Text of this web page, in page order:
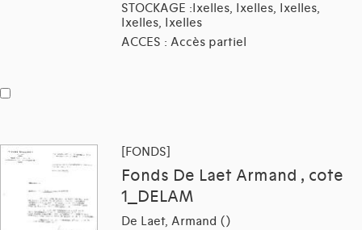
STOCKAGE :Ixelles, Ixelles, Ixelles,
Ixelles, Ixelles
ACCES : Accès partiel
[FONDS]
Fonds De Laet Armand , cote
1_DELAM
De Laet, Armand ()